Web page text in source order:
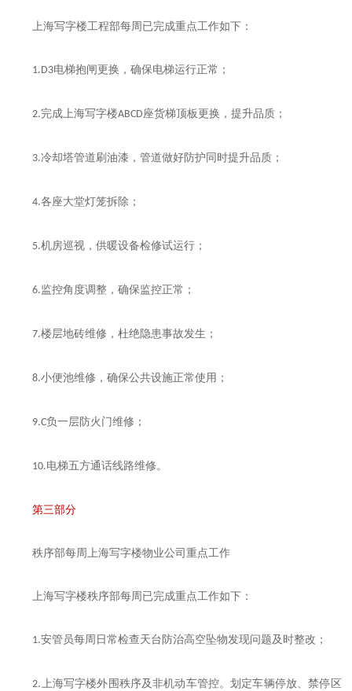
上海写字楼工程部每周已完成重点工作如下：
1.D3电梯抱闸更换，确保电梯运行正常；
2.完成 上海写字楼ABCD座货梯顶板更换，提升品质；
3.冷却塔管道刷油漆，管道做好防护同时提升品质；
4.各座大堂灯笼拆除；
5.机房巡视，供暖设备检修试运行；
6.监控角度调整，确保监控正常；
7.楼层地砖维修，杜绝隐患事故发生；
8.小便池维修，确保公共设施正常使用；
9.C负一层防火门维修；
10.电梯五方通话线路维修。
第三部分
秩序部每周 上海写字楼物业公司重点工作
上海写字楼秩序部每周已完成重点工作如下：
1.安管员每周日常检查天台防治高空坠物发现问题及时整改；
2. 上海写字楼外围秩序及非机动车管控。划定车辆停放、禁停区